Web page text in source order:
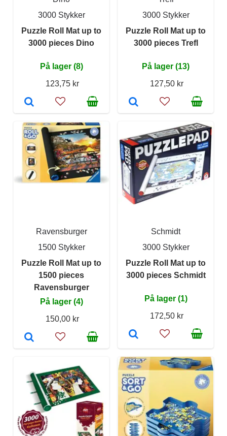
3000 Stykker
Puzzle Roll Mat up to
3000 pieces Dino
På lager (8)
123,75 kr
3000 Stykker
Puzzle Roll Mat up to
3000 pieces Trefl
På lager (13)
127,50 kr
Ravensburger
1500 Stykker
Puzzle Roll Mat up to
1500 pieces
Ravensburger
På lager (4)
150,00 kr
Schmidt
3000 Stykker
Puzzle Roll Mat up to
3000 pieces Schmidt
På lager (1)
172,50 kr